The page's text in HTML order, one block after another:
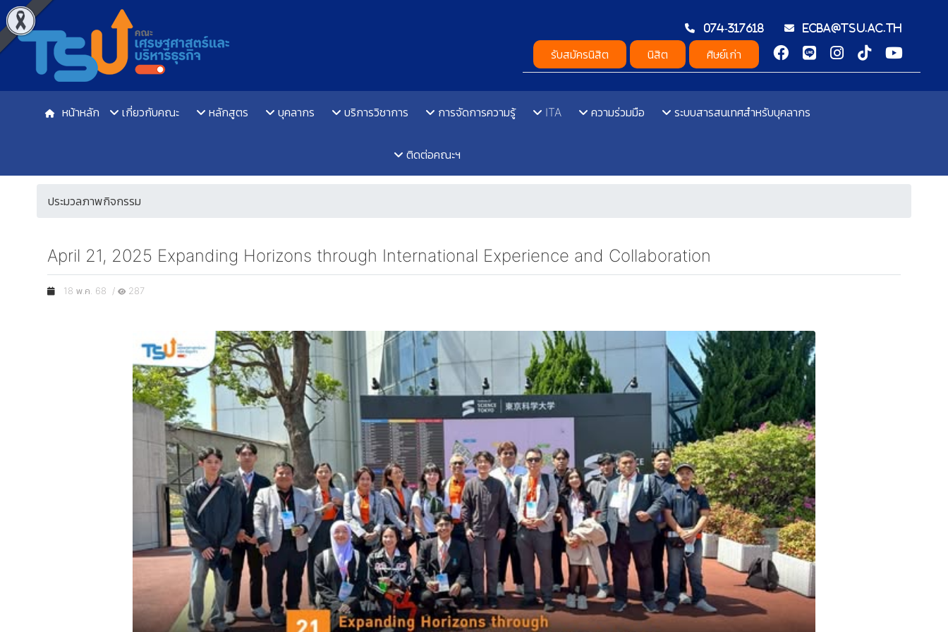
074-317618 ecba@tsu.ac.th
รับสมัครนิสิต นิสิต ศิษย์เก่า
หน้าหลัก เกี่ยวกับคณะ หลักสูตร บุคลากร บริการวิชาการ การจัดการความรู้ ITA ความร่วมมือ ระบบสารสนเทศสำหรับบุคลากร
ติดต่อคณะฯ
ประมวลภาพกิจกรรม
April 21, 2025 Expanding Horizons through International Experience and Collaboration
18 พ.ค. 68 / 287